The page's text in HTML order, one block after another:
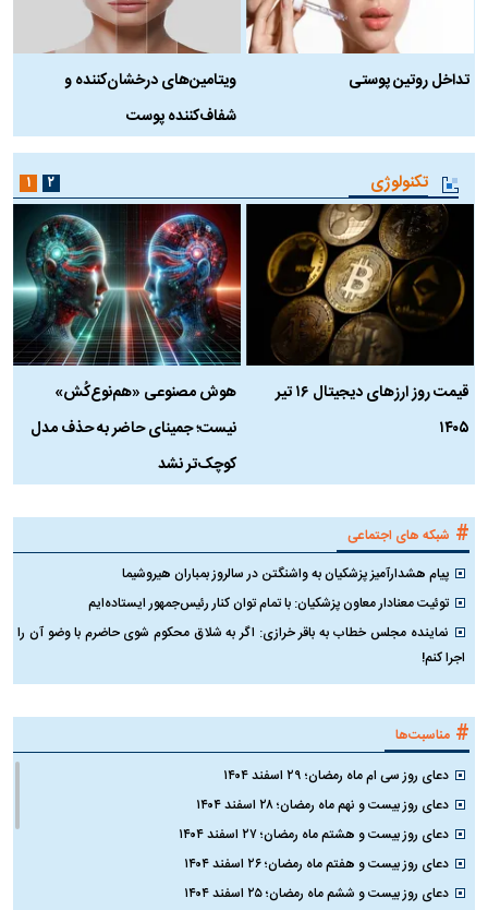
تداخل روتین پوستی
ویتامین‌های درخشان‌کننده و
شفاف‌کننده پوست
تکنولوژی
قیمت روز ارز‌های دیجیتال ۱۶ تیر
۱۴۰۵
هوش مصنوعی «هم‌نوع‌کُش»
نیست؛ جمینای حاضر به حذف مدل
کوچک‌تر نشد
۱ ۲
# شبکه های اجتماعی
پیام هشدارآمیز پزشکیان به واشنگتن در سالروز بمباران هیروشیما
توئیت معنادار معاون پزشکیان: با تمام توان کنار رئیس‌جمهور ایستاده‌ایم
نماینده مجلس خطاب به باقر خرازی: اگر به شلاق محکوم شوی حاضرم با وضو آن را
اجرا کنم!
# مناسبت‌ها
دعای روز سی ام ماه رمضان؛ ۲۹ اسفند ۱۴۰۴
دعای روز بیست و نهم ماه رمضان؛ ۲۸ اسفند ۱۴۰۴
دعای روز بیست و هشتم ماه رمضان؛ ۲۷ اسفند ۱۴۰۴
دعای روز بیست و هفتم ماه رمضان؛ ۲۶ اسفند ۱۴۰۴
دعای روز بیست و ششم ماه رمضان؛ ۲۵ اسفند ۱۴۰۴